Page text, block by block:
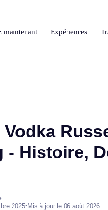
maintenant Expériences
- Histoire,
2025•Mis à jour le 06 août 2026